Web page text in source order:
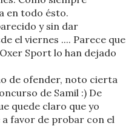
en todo ésto.
y sin dar
el viernes .... Parece que
Sport lo han dejado
de ofender, noto cierta
de Samil :) De
quede claro que yo
favor de probar con el